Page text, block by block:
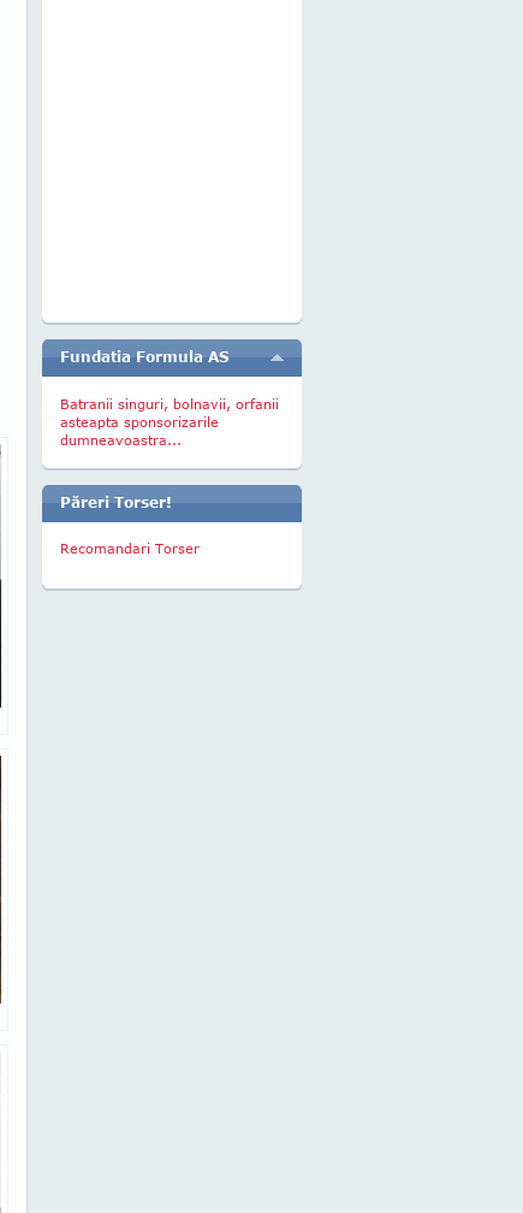
Fundatia Formula AS
Batranii singuri, bolnavii, orfanii
asteapta sponsorizarile
dumneavoastra...
Păreri Torser!
Recomandari Torser